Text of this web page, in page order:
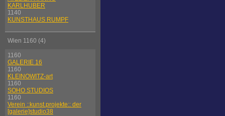
KARLHUBER
1140
KUNSTHAUS RUMPF
Wien 1160 (4)
1160
GALERIE 16
1160
KLEINOWITZ-art
1160
SOHO STUDIOS
1160
Verein ::kunst.projekte:: der
[galerie]studio38